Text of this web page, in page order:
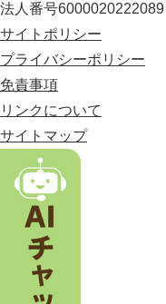
に
位
置
す
る
市
法人番号6000020222089
サイトポリシー
プライバシーポリシー
免責事項
リンクについて
サイトマップ